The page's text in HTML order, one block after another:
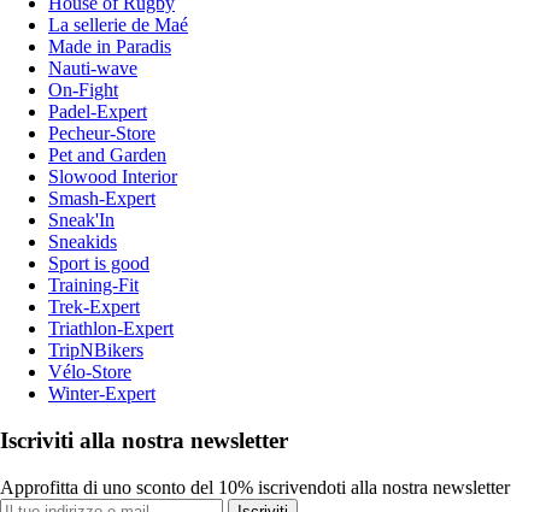
La sellerie de Maé
Made in Paradis
Nauti-wave
On-Fight
Padel-Expert
Pecheur-Store
Pet and Garden
Slowood Interior
Smash-Expert
Sneak'In
Sneakids
Sport is good
Training-Fit
Trek-Expert
Triathlon-Expert
TripNBikers
Vélo-Store
Winter-Expert
Iscriviti alla nostra newsletter
Approfitta di uno sconto del 10% iscrivendoti alla nostra newsletter